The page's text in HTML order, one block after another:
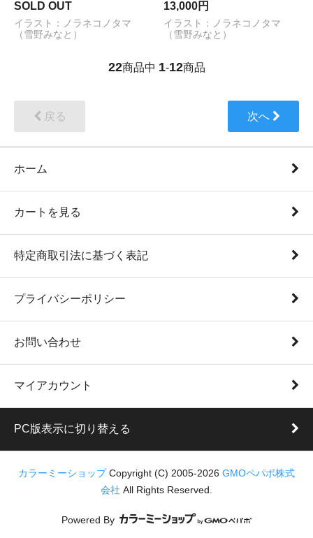
SOLD OUT
イラスト：ノラネコノタマ
（雪野みなと）
13,000円
イラスト：ノラネコノタマ
（雪野みなと）
22商品中 1-12商品
戻る 次へ
ホーム
カートを見る
特定商取引法に基づく表記
プライバシーポリシー
お問い合わせ
マイアカウント
PC版表示に切り替える
カラーミーショップ Copyright (C) 2005-2026 GMOペパボ株式
会社 All Rights Reserved.
Powered By